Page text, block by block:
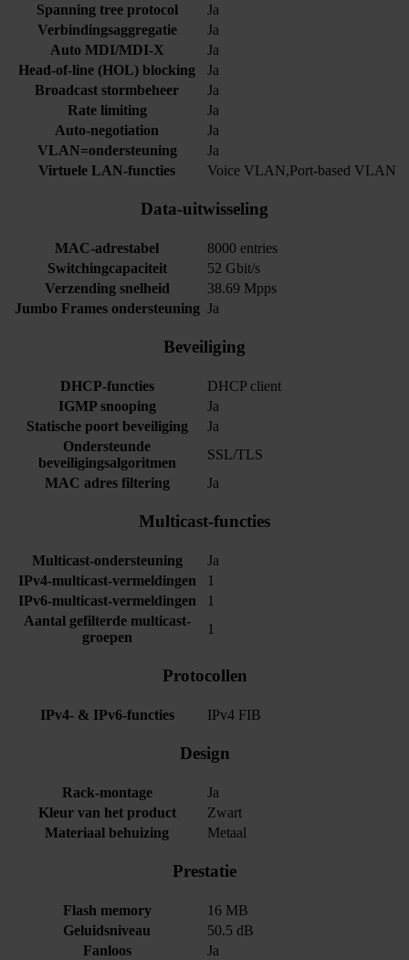
Spanning tree protocol
Ja
Verbindingsaggregatie
Ja
Auto MDI/MDI-X
Ja
Head-of-line (HOL) blocking
Ja
Broadcast stormbeheer
Ja
Rate limiting
Ja
Auto-negotiation
Ja
VLAN=ondersteuning
Ja
Virtuele LAN-functies
Voice VLAN,Port-based VLAN
Data-uitwisseling
MAC-adrestabel
8000 entries
Switchingcapaciteit
52 Gbit/s
Verzending snelheid
38.69 Mpps
Jumbo Frames ondersteuning Ja
Beveiliging
DHCP-functies
DHCP client
IGMP snooping
Ja
Statische poort beveiliging
Ja
Ondersteunde
beveiligingsalgoritmen
SSL/TLS
MAC adres filtering
Ja
Multicast-functies
Multicast-ondersteuning
Ja
IPv4-multicast-vermeldingen
1
IPv6-multicast-vermeldingen
1
Aantal gefilterde multicast-
groepen
1
Protocollen
IPv4- & IPv6-functies IPv4 FIB
Design
Rack-montage
Ja
Kleur van het product
Zwart
Materiaal behuizing
Metaal
Prestatie
Flash memory
16 MB
Geluidsniveau
50.5 dB
Fanloos
Ja